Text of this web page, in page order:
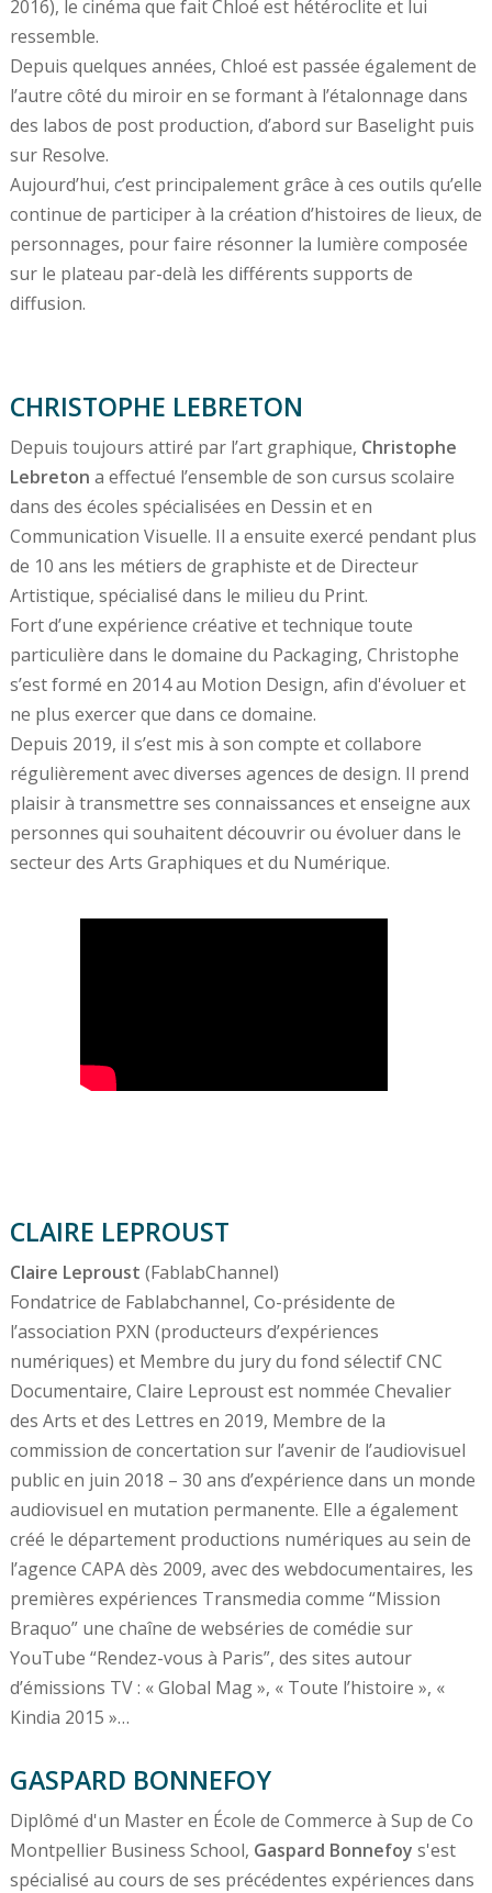
2016), le cinéma que fait Chloé est hétéroclite et lui
ressemble.
Depuis quelques années, Chloé est passée également de
l’autre côté du miroir en se formant à l’étalonnage dans
des labos de post production, d’abord sur Baselight puis
sur Resolve.
Aujourd’hui, c’est principalement grâce à ces outils qu’elle
continue de participer à la création d’histoires de lieux, de
personnages, pour faire résonner la lumière composée
sur le plateau par-delà les différents supports de
diffusion.
CHRISTOPHE LEBRETON
Depuis toujours attiré par l’art graphique, Christophe
Lebreton a effectué l’ensemble de son cursus scolaire
dans des écoles spécialisées en Dessin et en
Communication Visuelle. Il a ensuite exercé pendant plus
de 10 ans les métiers de graphiste et de Directeur
Artistique, spécialisé dans le milieu du Print.
Fort d’une expérience créative et technique toute
particulière dans le domaine du Packaging, Christophe
s’est formé en 2014 au Motion Design, afin d'évoluer et
ne plus exercer que dans ce domaine.
Depuis 2019, il s’est mis à son compte et collabore
régulièrement avec diverses agences de design. Il prend
plaisir à transmettre ses connaissances et enseigne aux
personnes qui souhaitent découvrir ou évoluer dans le
secteur des Arts Graphiques et du Numérique.
CLAIRE LEPROUST
Claire Leproust (FablabChannel)
Fondatrice de Fablabchannel, Co-présidente de
l’association PXN (producteurs d’expériences
numériques) et Membre du jury du fond sélectif CNC
Documentaire, Claire Leproust est nommée Chevalier
des Arts et des Lettres en 2019, Membre de la
commission de concertation sur l’avenir de l’audiovisuel
public en juin 2018 – 30 ans d’expérience dans un monde
audiovisuel en mutation permanente. Elle a également
créé le département productions numériques au sein de
l’agence CAPA dès 2009, avec des webdocumentaires, les
premières expériences Transmedia comme “Mission
Braquo” une chaîne de webséries de comédie sur
YouTube “Rendez-vous à Paris”, des sites autour
d’émissions TV : « Global Mag », « Toute l’histoire », «
Kindia 2015 »…
GASPARD BONNEFOY
Diplômé d'un Master en École de Commerce à Sup de Co
Montpellier Business School, Gaspard Bonnefoy s'est
spécialisé au cours de ses précédentes expériences dans